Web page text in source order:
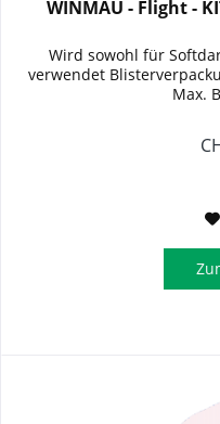
WINMAU - Flight -
Wird sowohl für
verwendet
Max.